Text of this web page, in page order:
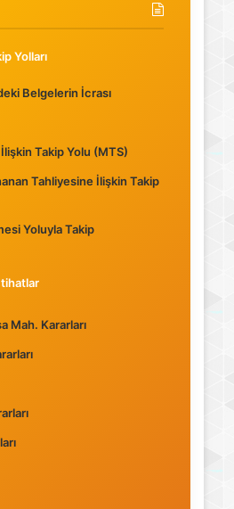
Yolları
Belgelerin İcrası
Takip Yolu (MTS)
Tahliyesine İlişkin Takip
Yoluyla Takip
Mah. Kararları